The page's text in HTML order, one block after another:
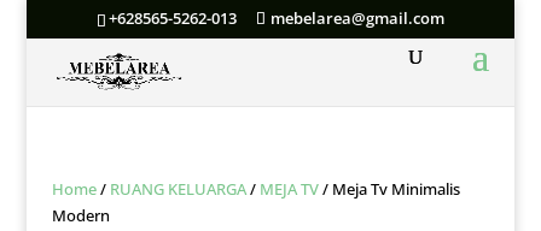
+628565-5262-013 mebelarea@gmail.com
Home/ RUANG KELUARGA/ MEJA TV/ Meja Tv Minimalis
Modern